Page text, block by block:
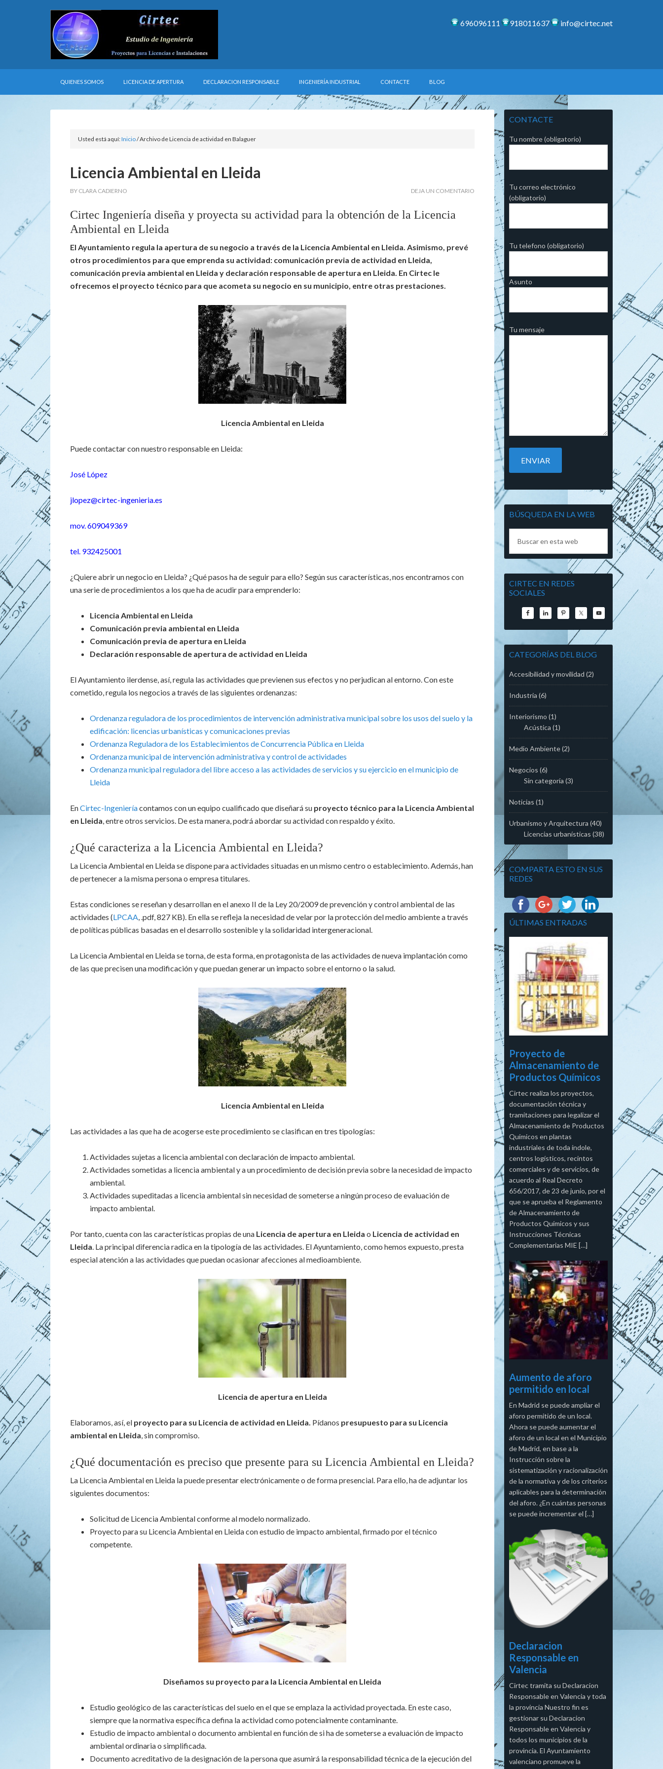
696096111 918011637 info@cirtec.net
QUIENES SOMOS LICENCIA DE APERTURA DECLARACION RESPONSABLE INGENIERÍA INDUSTRIAL CONTACTE BLOG
Usted está aquí:Inicio/Archivo de Licencia de actividad en Balaguer
Licencia Ambiental en Lleida
BY CLARA CADIERNO DEJA UN COMENTARIO
Cirtec Ingeniería diseña y proyecta su actividad para la obtención de la Licencia
Ambiental en Lleida
El Ayuntamiento regula la apertura de su negocio a través de la Licencia Ambiental en Lleida. Asimismo, prevé
otros procedimientos para que emprenda su actividad: comunicación previa de actividad en Lleida,
comunicación previa ambiental en Lleida y declaración responsable de apertura en Lleida. En Cirtec le
ofrecemos el proyecto técnico para que acometa su negocio en su municipio, entre otras prestaciones.
Licencia Ambiental en Lleida
Puede contactar con nuestro responsable en Lleida:
José López
jlopez@cirtec-ingenieria.es
mov. 609049369
tel. 932425001
¿Quiere abrir un negocio en Lleida? ¿Qué pasos ha de seguir para ello? Según sus características, nos encontramos con
una serie de procedimientos a los que ha de acudir para emprenderlo:
Licencia Ambiental en Lleida
Comunicación previa ambiental en Lleida
Comunicación previa de apertura en Lleida
Declaración responsable de apertura de actividad en Lleida
El Ayuntamiento ilerdense, así, regula las actividades que previenen sus efectos y no perjudican al entorno. Con este
cometido, regula los negocios a través de las siguientes ordenanzas:
Ordenanza reguladora de los procedimientos de intervención administrativa municipal sobre los usos del suelo y la
edificación: licencias urbanísticas y comunicaciones previas
Ordenanza Reguladora de los Establecimientos de Concurrencia Pública en Lleida
Ordenanza municipal de intervención administrativa y control de actividades
Ordenanza municipal reguladora del libre acceso a las actividades de servicios y su ejercicio en el municipio de
Lleida
EnCirtec-Ingenieríacontamos con un equipo cualificado que diseñará su proyecto técnico para la Licencia Ambiental
en Lleida, entre otros servicios. De esta manera, podrá abordar su actividad con respaldo y éxito.
¿Qué caracteriza a la Licencia Ambiental en Lleida?
La Licencia Ambiental en Lleida se dispone para actividades situadas en un mismo centro o establecimiento. Además, han
de pertenecer a la misma persona o empresa titulares.
Estas condiciones se reseñan y desarrollan en el anexo II de la Ley 20/2009 de prevención y control ambiental de las
actividades (LPCAA, .pdf, 827 KB). En ella se refleja la necesidad de velar por la protección del medio ambiente a través
de políticas públicas basadas en el desarrollo sostenible y la solidaridad intergeneracional.
La Licencia Ambiental en Lleida se torna, de esta forma, en protagonista de las actividades de nueva implantación como
de las que precisen una modificación y que puedan generar un impacto sobre el entorno o la salud.
Licencia Ambiental en Lleida
Las actividades a las que ha de acogerse este procedimiento se clasifican en tres tipologías:
Actividades sujetas a licencia ambiental con declaración de impacto ambiental.
Actividades sometidas a licencia ambiental y a un procedimiento de decisión previa sobre la necesidad de impacto
ambiental.
Actividades supeditadas a licencia ambiental sin necesidad de someterse a ningún proceso de evaluación de
impacto ambiental.
Por tanto, cuenta con las características propias de una Licencia de apertura en Lleida o Licencia de actividad en
Lleida. La principal diferencia radica en la tipología de las actividades. El Ayuntamiento, como hemos expuesto, presta
especial atención a las actividades que puedan ocasionar afecciones al medioambiente.
Licencia de apertura en Lleida
Elaboramos, así, el proyecto para su Licencia de actividad en Lleida. Pídanos presupuesto para su Licencia
ambiental en Lleida, sin compromiso.
¿Qué documentación es preciso que presente para su Licencia Ambiental en Lleida?
La Licencia Ambiental en Lleida la puede presentar electrónicamente o de forma presencial. Para ello, ha de adjuntar los
siguientes documentos:
Solicitud de Licencia Ambiental conforme al modelo normalizado.
Proyecto para su Licencia Ambiental en Lleida con estudio de impacto ambiental, firmado por el técnico
competente.
Diseñamos su proyecto para la Licencia Ambiental en Lleida
Estudio geológico de las características del suelo en el que se emplaza la actividad proyectada. En este caso,
siempre que la normativa específica defina la actividad como potencialmente contaminante.
Estudio de impacto ambiental o documento ambiental en función de si ha de someterse a evaluación de impacto
ambiental ordinaria o simplificada.
Documento acreditativo de la designación de la persona que asumirá la responsabilidad técnica de la ejecución del
CONTACTE
Tu nombre (obligatorio)
Tu correo electrónico
(obligatorio)
Tu telefono (obligatorio)
Asunto
Tu mensaje
BÚSQUEDA EN LA WEB
CIRTEC EN REDES
SOCIALES
CATEGORÍAS DEL BLOG
Accesibilidad y movilidad (2)
Industria (6)
Interiorismo (1)
Acústica (1)
Medio Ambiente(2)
Negocios (6)
Sin categoría (3)
Noticias (1)
Urbanismo y Arquitectura (40)
Licencias urbanísticas (38)
COMPARTA ESTO EN SUS
REDES
ÚLTIMAS ENTRADAS
Proyecto de
Almacenamiento de
Productos Químicos
Cirtec realiza los proyectos,
documentación técnica y
tramitaciones para legalizar el
Almacenamiento de Productos
Químicos en plantas
industriales de toda índole,
centros logísticos, recintos
comerciales y de servicios, de
acuerdo al Real Decreto
656/2017, de 23 de junio, por el
que se aprueba el Reglamento
de Almacenamiento de
Productos Químicos y sus
Instrucciones Técnicas
Complementarias MIE […]
Aumento de aforo
permitido en local
En Madrid se puede ampliar el
aforo permitido de un local.
Ahora se puede aumentar el
aforo de un local en el Municipio
de Madrid, en base a la
Instrucción sobre la
sistematización y racionalización
de la normativa y de los criterios
aplicables para la determinación
del aforo. ¿En cuántas personas
se puede incrementar el […]
Declaracion
Responsable en
Valencia
Cirtec tramita su Declaracion
Responsable en Valencia y toda
la provincia Nuestro fin es
gestionar su Declaracion
Responsable en Valencia y
todos los municipios de la
provincia. El Ayuntamiento
valenciano promueve la